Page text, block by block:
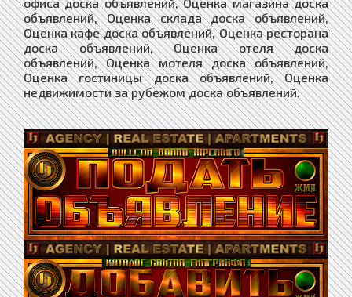
объявлений, Оценка склада доска объявлений,
Оценка кафе доска объявлений, Оценка ресторана
доска объявлений, Оценка отеля доска
объявлений, Оценка мотеля доска объявлений,
Оценка гостиницы доска объявлений, Оценка
недвижимости за рубежом доска объявлений.